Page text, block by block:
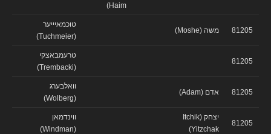
Haim)
81205 משה (Moshe)
טוכמאיייער
(Tuchmeier)
81205
טרעמבאצקי
(Trembacki)
81205 אדם (Adam)
וואלבערג
(Wolberg)
81205
יצחק (Itchik
Yitzchak)
ווינדמאן
(Windman)